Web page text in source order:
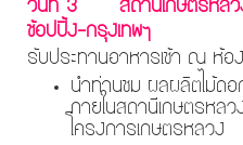
วันที่ 3 สถานีเกษตรหล
ช้อปปิ้ง-กรุงเทพฯ
รับประทานอาหารเช้า ณ ห้อ
นำท่านชม ผลผลิตไม้ดอ
ภายในสถานีเกษตรหลว
โครงการเกษตรหลวง